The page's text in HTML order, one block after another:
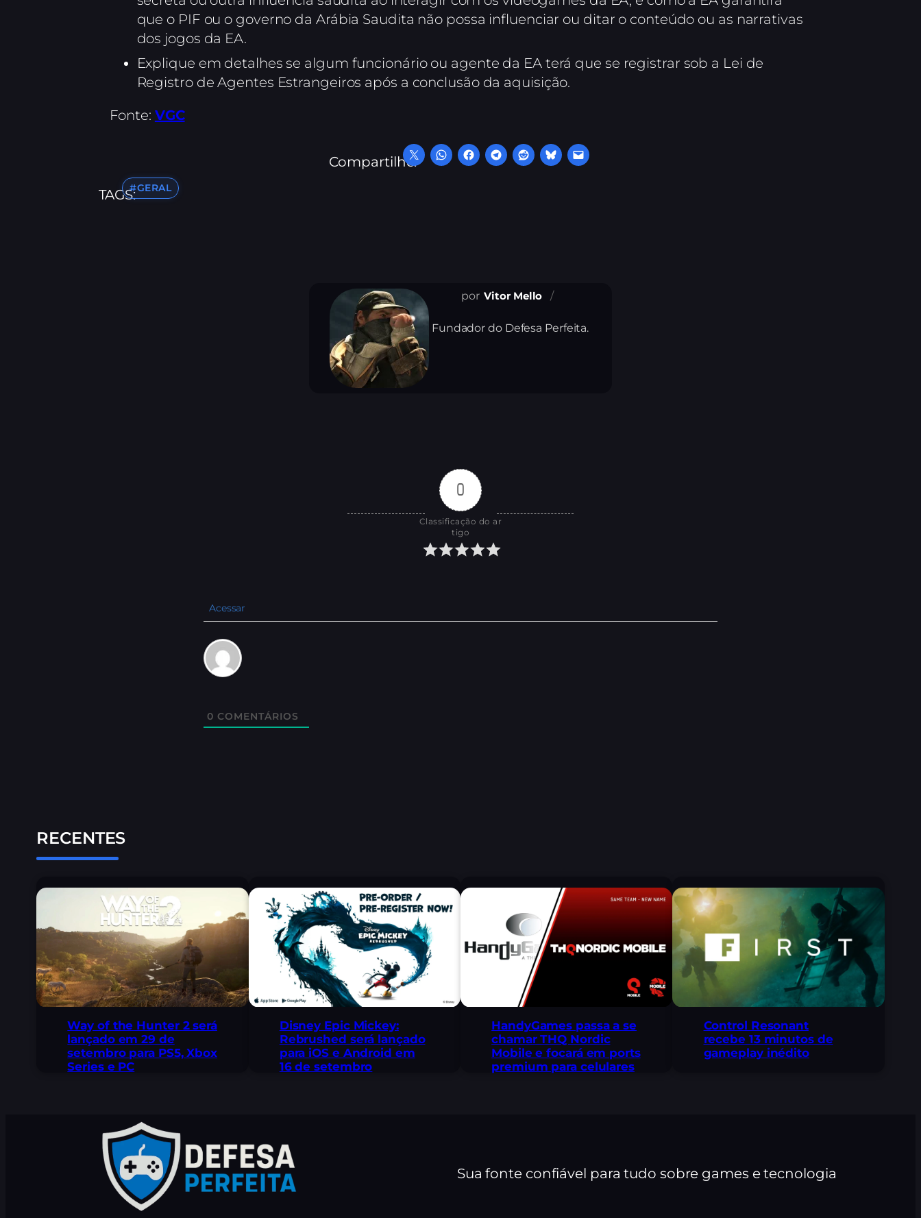
que o PIF ou o governo da Arábia Saudita não possa influenciar ou ditar o conteúdo ou as narrativas
dos jogos da EA.
Explique em detalhes se algum funcionário ou agente da EA terá que se registrar sob a Lei de
Registro de Agentes Estrangeiros após a conclusão da aquisição.
Fonte: VGC
Compartilhe:
TAGS:#GERAL
Vitor Mello
Fundador do Defesa Perfeita.
0
Classificação do ar
tigo
Acessar
0 COMENTÁRIOS
RECENTES
Way of the Hunter 2 será
lançado em 29 de
setembro para PS5, Xbox
Series e PC
Disney Epic Mickey:
Rebrushed será lançado
para iOS e Android em
16 de setembro
HandyGames passa a se
chamar THQ Nordic
Mobile e focará em ports
premium para celulares
Control Resonant
recebe 13 minutos de
gameplay inédito
Sua fonte confiável para tudo sobre games e tecnologia